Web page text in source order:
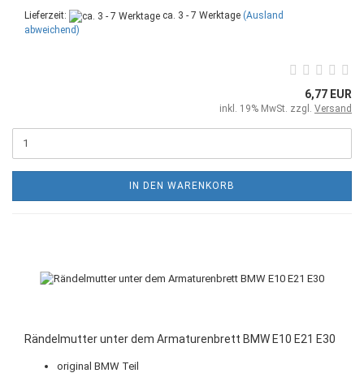
Lieferzeit: ca. 3 - 7 Werktage (Ausland
abweichend)
6,77 EUR
inkl. 19% MwSt. zzgl. Versand
IN DEN WARENKORB
Rändelmutter unter dem Armaturenbrett BMW E10 E21 E30
original BMW Teil